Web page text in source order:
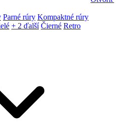
Parné rúry Kompaktné rúry
+ 2 ďalší Čierné Retro